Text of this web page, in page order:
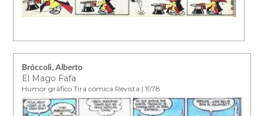
Bróccoli, Alberto
El Mago Fafa
Humor gráfico Tira cómica Revista | 1978